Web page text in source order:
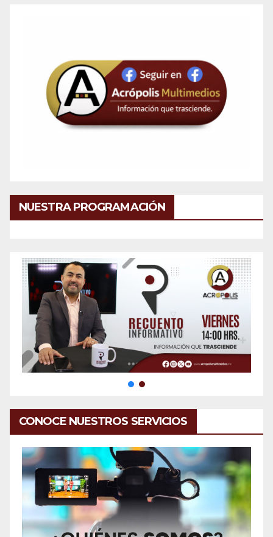
NUESTRA PROGRAMACIÓN
CONOCE NUESTROS SERVICIOS